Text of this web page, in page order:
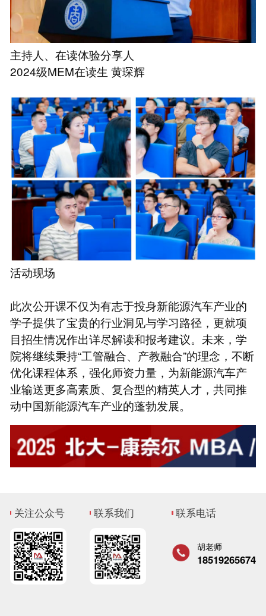
主持人、在读体验分享人
2024级MEM在读生 黄琛辉
活动现场
此次公开课不仅为有志于投身新能源汽车产业的
学子提供了宝贵的行业洞见与学习路径，更就项
目招生情况作出详尽解读和报考建议。未来，学
院将继续秉持“工管融合、产教融合”的理念，不断
优化课程体系，强化师资力量，为新能源汽车产
业输送更多高素质、复合型的精英人才，共同推
动中国新能源汽车产业的蓬勃发展。
关注公众号 联系我们 联系电话
胡老师
18519265674